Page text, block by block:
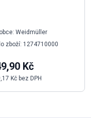
Weidmüller
zboží: 1274710000
Kč
Kč bez DPH